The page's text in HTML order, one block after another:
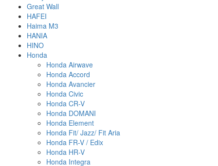
Great Wall
HAFEI
Haima M3
HANIA
HINO
Honda
Honda Airwave
Honda Accord
Honda Avancier
Honda Civic
Honda CR-V
Honda DOMANI
Honda Element
Honda Fit/ Jazz/ Fit Aria
Honda FR-V / Edix
Honda HR-V
Honda Integra